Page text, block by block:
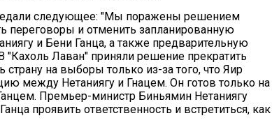
следующее: "Мы поражены решением
переговоры и отменить запланированную
и Бени Ганца, а также предварительную
"Кахоль Лаван" приняли решение прекратить
страну на выборы только из-за того, что Яир
между Нетаниягу и Гнацем. Он готов только на
Премьер-министр Биньямин Нетаниягу
проявить ответственность и встретиться, как